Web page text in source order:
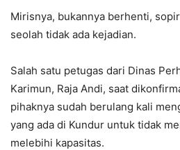
Mirisnya, bukannya berhenti,
seolah tidak ada kejadian.
Salah satu petugas dari Dinas
Karimun, Raja Andi, saat
pihaknya sudah berulang kali
yang ada di Kundur untuk tidak
melebihi kapasitas.